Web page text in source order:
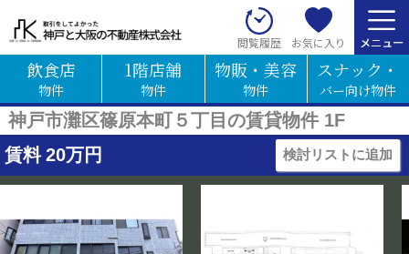
閲覧履歴 お気に入り
飲食店
物件
1階店舗
物件
物販・美容
物件
スナック・
バー向け物件
神戸市灘区篠原本町５丁目の賃貸物件 1F
賃料 20万円 検討リストに追加